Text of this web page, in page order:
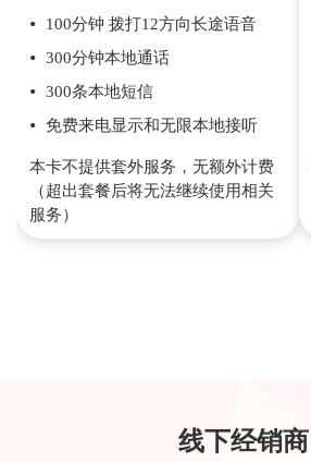
100分钟 拨打12方向长途语音
300分钟本地通话
300条本地短信
免费来电显示和无限本地接听
本卡不提供套外服务，无额外计费
（超出套餐后将无法继续使用相关
服务）
线下经销商